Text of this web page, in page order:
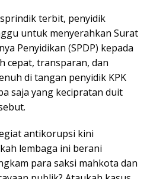
terbit, penyidik
untuk menyerahkan Surat
Penyidikan (SPDP) kepada
cepat, transparan, dan
di tangan penyidik KPK
saja yang kecipratan duit
antikorupsi kini
lembaga ini berani
para saksi mahkota dan